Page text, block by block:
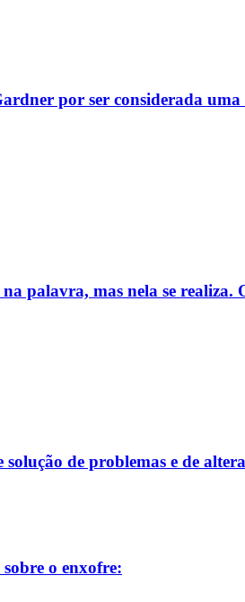
por ser considerada
palavra, mas nela se realiza.
de problemas e de
o enxofre: